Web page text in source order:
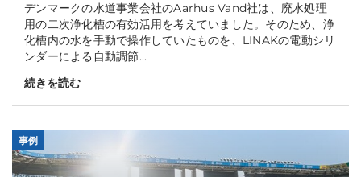
デンマークの水道事業会社のAarhus Vand社は、廃水処理
用の二次浄化槽の有効活用を考えていました。そのため、浄
化槽内の水を手動で操作していたものを、LINAKの電動シリ
ンダーによる自動調節...
続きを読む
事例